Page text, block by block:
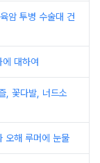
암 투병 수술대 건
대하여
, 꽃다발, 너드소
오해 루머에 눈물